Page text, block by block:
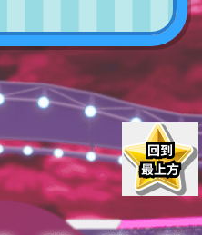
回到
最上方